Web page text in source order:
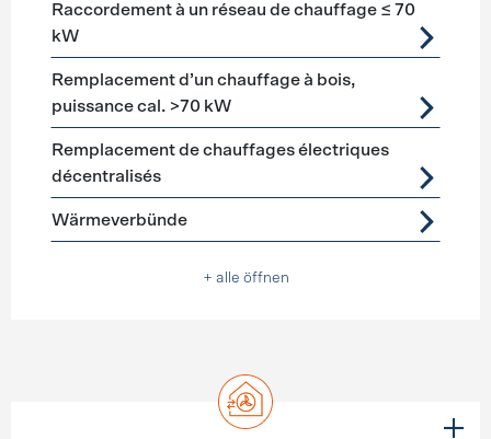
Raccordement à un réseau de chauffage ≤ 70
kW
Remplacement d’un chauffage à bois,
puissance cal. >70 kW
Remplacement de chauffages électriques
décentralisés
Wärmeverbünde
+ alle öffnen